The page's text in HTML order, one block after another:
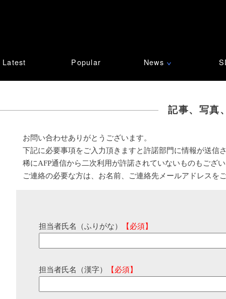
Latest Popular News ∨
記事、写真
お問い合わせありがとうございます。
下記に必要事項をご入力頂きますと許諾部門に情報が送信
稀にAFP通信から二次利用が許諾されていないものもござ
ご連絡の必要な方は、お名前、ご連絡先メールアドレスを
担当者氏名（ふりがな） 【必須】
担当者氏名（漢字） 【必須】